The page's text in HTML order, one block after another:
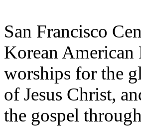
기
출
기
아
터
San Francisco
Korean American
worships for the
of Jesus Christ,
the gospel